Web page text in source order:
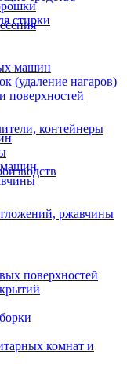
стирки
машин
(удаление нагаров)
поверхностей
контейнеры
ржавчины
поверхностей
комнат и